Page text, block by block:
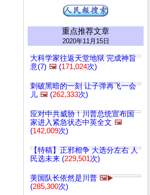
重点推荐文章
2020年11月15日
大科学家往返天堂地狱 完成神旨
意(7) 🖼️ (171,024次)
刺破黑暗的一刻 让子弹再飞一会
儿 🖼️ (262,333次)
应对中共威胁！川普总统宣布国
家进入紧急状态中英全文 🖼️
(142,009次)
【特稿】正邪相争 大选分左右 人
民选未来 (229,501次)
美国队长依然是川普 🖼️▶️
(285,300次)